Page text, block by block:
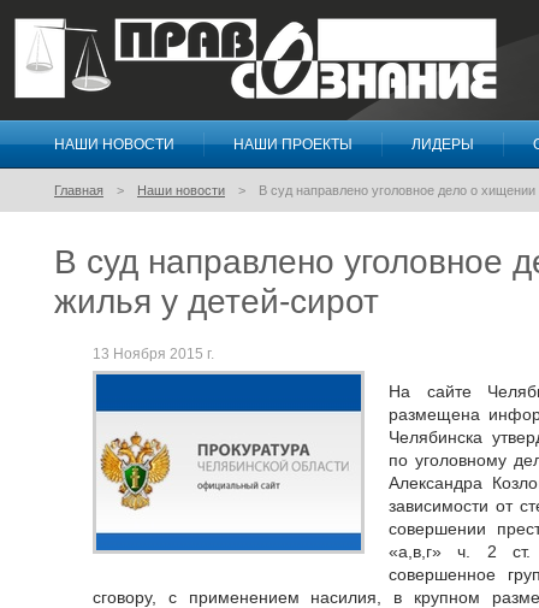
Правосознание
НАШИ НОВОСТИ НАШИ ПРОЕКТЫ ЛИДЕРЫ
Главная Наши новости В суд направлено уголовное дело о
В суд направлено уголовное
жилья у детей-сирот
13 Ноября 2015 г.
На сайте
размещена
Челябинска
по уголовному
Александра
зависимости от
совершении
«а,в,г» ч. 2 ст.
совершенное
сговору, с применением насилия, в крупном